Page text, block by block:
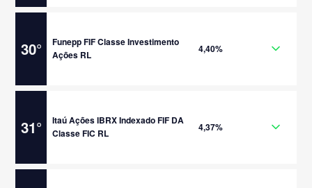
30°
Funepp FIF Classe Investimento
Ações RL
4,40%
31°
Itaú Ações IBRX Indexado FIF DA
Classe FIC RL
4,37%